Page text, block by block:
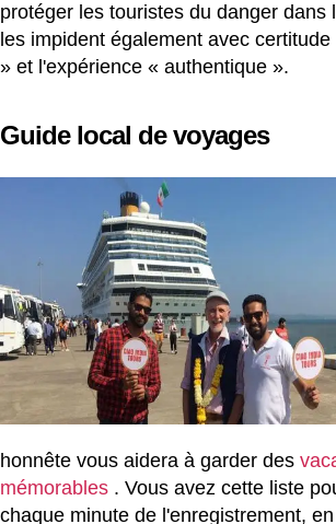
protéger les touristes du danger dans
les impident également avec
» et l'expérience « authentique ».
Guide local de voyages
honnête vous aidera à garder des
mémorables . Vous avez cette liste
chaque minute de l'enregistrement,